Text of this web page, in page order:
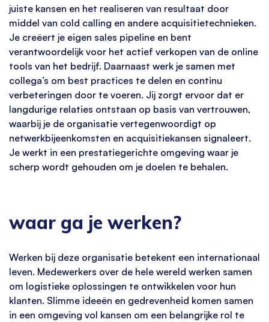
juiste kansen en het realiseren van resultaat door
middel van cold calling en andere acquisitietechnieken.
Je creëert je eigen sales pipeline en bent
verantwoordelijk voor het actief verkopen van de online
tools van het bedrijf. Daarnaast werk je samen met
collega’s om best practices te delen en continu
verbeteringen door te voeren. Jij zorgt ervoor dat er
langdurige relaties ontstaan op basis van vertrouwen,
waarbij je de organisatie vertegenwoordigt op
netwerkbijeenkomsten en acquisitiekansen signaleert.
Je werkt in een prestatiegerichte omgeving waar je
scherp wordt gehouden om je doelen te behalen.
waar ga je werken?
Werken bij deze organisatie betekent een internationaal
leven. Medewerkers over de hele wereld werken samen
om logistieke oplossingen te ontwikkelen voor hun
klanten. Slimme ideeën en gedrevenheid komen samen
in een omgeving vol kansen om een belangrijke rol te